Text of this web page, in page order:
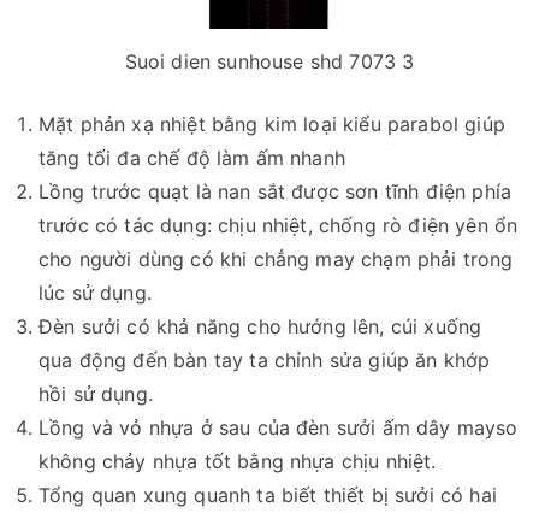
Suoi dien sunhouse shd 7073 3
Mặt phản xạ nhiệt bằng kim loại kiểu parabol giúp
tăng tối đa chế độ làm ấm nhanh
Lồng trước quạt là nan sắt được sơn tĩnh điện phía
trước có tác dụng: chịu nhiệt, chống rò điện yên ổn
cho người dùng có khi chẳng may chạm phải trong
lúc sử dụng.
Đèn sưởi có khả năng cho hướng lên, cúi xuống
qua động đến bàn tay ta chỉnh sửa giúp ăn khớp
hồi sử dụng.
Lồng và vỏ nhựa ở sau của đèn sưởi ấm dây mayso
không chảy nhựa tốt bằng nhựa chịu nhiệt.
Tổng quan xung quanh ta biết thiết bị sưởi có hai